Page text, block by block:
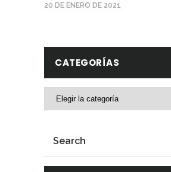
20 DE ENERO DE 2021
CATEGORÍAS
Categorías